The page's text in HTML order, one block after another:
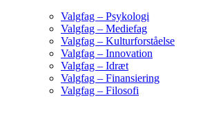
Valgfag – Psykologi
Valgfag – Mediefag
Valgfag – Kulturforståelse
Valgfag – Innovation
Valgfag – Idræt
Valgfag – Finansiering
Valgfag – Filosofi